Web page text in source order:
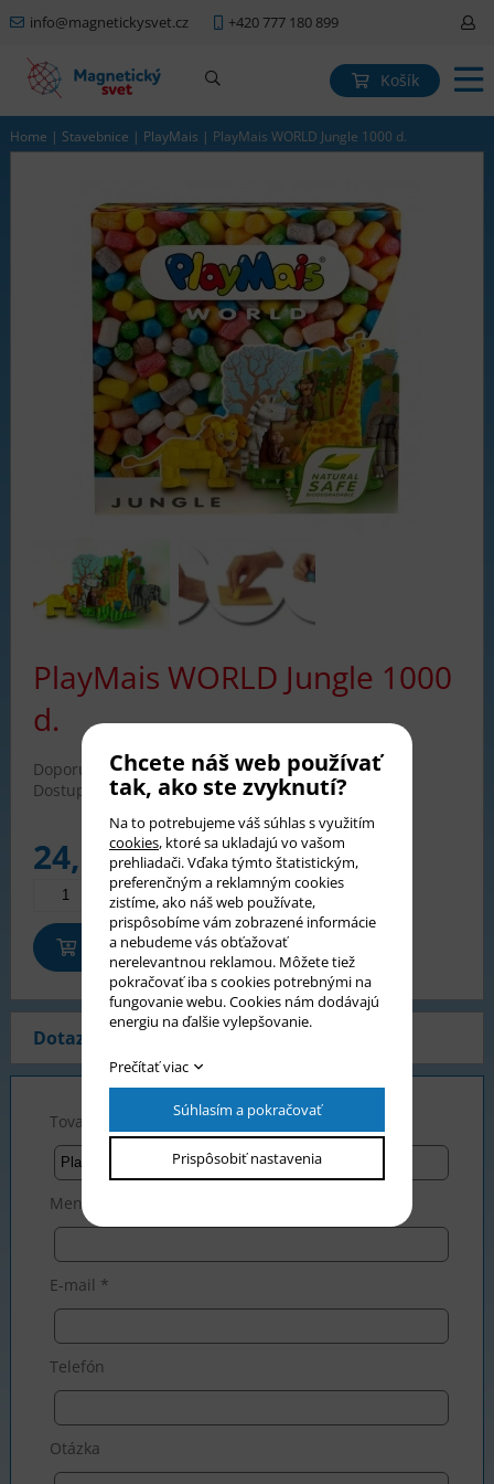
info@magnetickysvet.cz +420 777 180 899
Košík
Home | Stavebnice | PlayMais | PlayMais WORLD Jungle 1000 d.
PlayMais WORLD Jungle 1000
d.
Doporučené od:3 rokov
Dostupnosť:skladom
24,90€
Pridať do košíka
Dotaz na produkt
Tovar *
Meno *
E-mail *
Telefón
Otázka
Chcete náš web používať
tak, ako ste zvyknutí?
Na to potrebujeme váš súhlas s využitím
cookies, ktoré sa ukladajú vo vašom
prehliadači. Vďaka týmto štatistickým,
preferenčným a reklamným cookies
zistíme, ako náš web používate,
prispôsobíme vám zobrazené informácie
a nebudeme vás obťažovať
nerelevantnou reklamou. Môžete tiež
pokračovať iba s cookies potrebnými na
fungovanie webu. Cookies nám dodávajú
energiu na ďalšie vylepšovanie.
Prečítať viac
Súhlasím a pokračovať
Prispôsobiť nastavenia